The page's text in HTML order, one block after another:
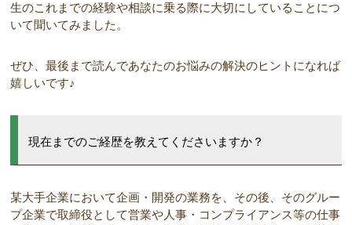
生のこれまでの経験や相談に乗る際に大切にしていることにつ
いて聞いてみました。
ぜひ、最後まで読んであなたのお悩みの解決のヒントになれば
嬉しいです♪
現在までのご経歴を教えてくださいますか？
某大手企業において企画・開発の業務を、その後、そのグルー
プ企業で取締役として営業や人事・コンプライアンス等の仕事